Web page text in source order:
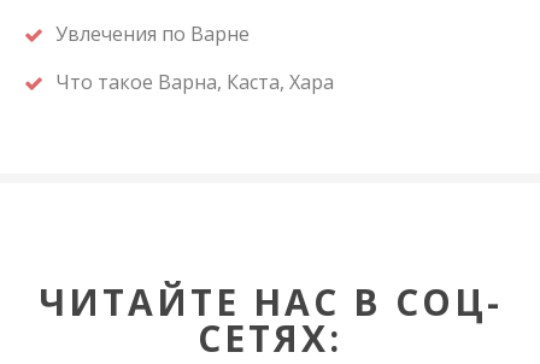
Увлечения по Варне
Что такое Варна, Каста, Хара
ЧИТАЙТЕ НАС В СОЦ-
СЕТЯХ: